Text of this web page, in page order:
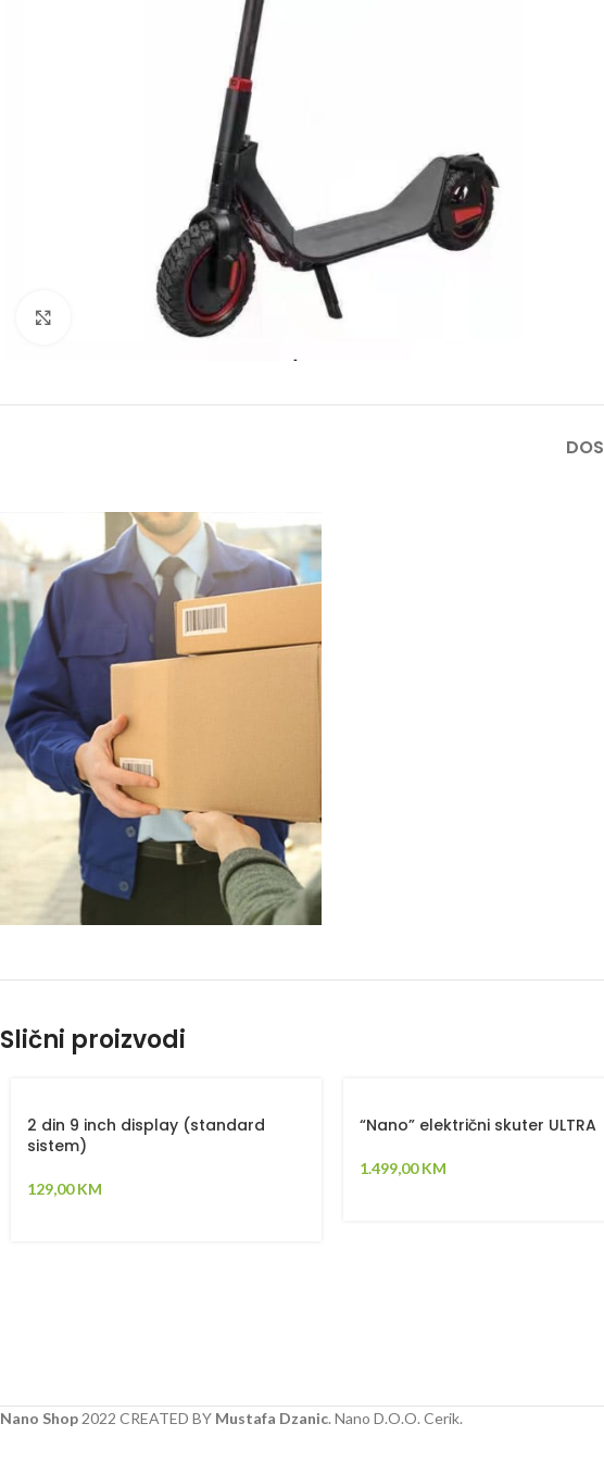
Click to enlarge
Slični proizvodi
2 din 9 inch display (standard
sistem)
129,00KM
“Nano” električni skuter ULTRA
1.499,00KM
Nano Shop 2022 CREATED BY Mustafa Dzanic. Nano D.O.O. Cerik.